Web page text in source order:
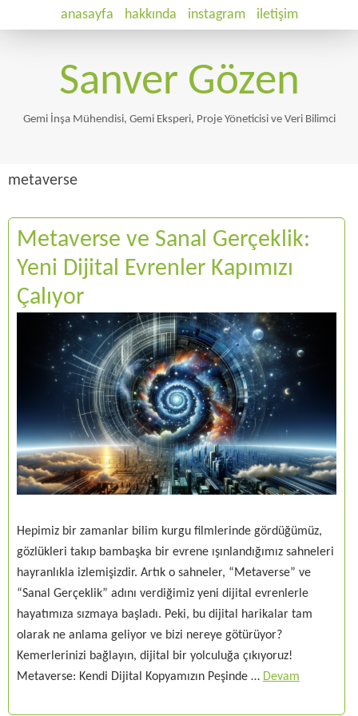
anasayfa hakkında instagram iletişim
Sanver Gözen
Gemi İnşa Mühendisi, Gemi Eksperi, Proje Yöneticisi ve Veri Bilimci
metaverse
Metaverse ve Sanal Gerçeklik:
Yeni Dijital Evrenler Kapımızı
Çalıyor
Hepimiz bir zamanlar bilim kurgu filmlerinde gördüğümüz,
gözlükleri takıp bambaşka bir evrene ışınlandığımız sahneleri
hayranlıkla izlemişizdir. Artık o sahneler, “Metaverse” ve
“Sanal Gerçeklik” adını verdiğimiz yeni dijital evrenlerle
hayatımıza sızmaya başladı. Peki, bu dijital harikalar tam
olarak ne anlama geliyor ve bizi nereye götürüyor?
Kemerlerinizi bağlayın, dijital bir yolculuğa çıkıyoruz!
Metaverse: Kendi Dijital Kopyamızın Peşinde … Devam